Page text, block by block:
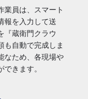
業員は、スマート
報を入力して送
『蔵衛門クラウ
も自動で完成しま
なため、各現場や
きます。